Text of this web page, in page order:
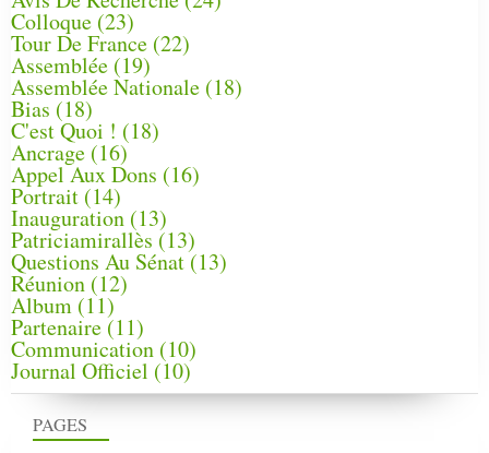
PAGES
Colloque (23)
Tour De France (22)
Assemblée (19)
Assemblée Nationale (18)
Bias (18)
C'est Quoi ! (18)
Ancrage (16)
Appel Aux Dons (16)
Portrait (14)
Inauguration (13)
Patriciamirallès (13)
Questions Au Sénat(13)
Réunion (12)
Album (11)
Partenaire(11)
Communication (10)
Journal Officiel (10)